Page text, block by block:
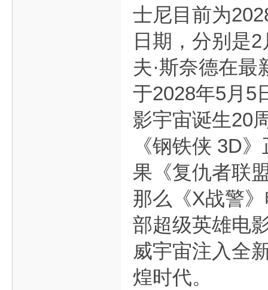
士尼目前为
日期，分别是
夫·斯奈德在
于2028年5月5
影宇宙诞生20
《钢铁侠 3D
果《复仇者联
那么《X战警
部超级英雄电
威宇宙注入全
煌时代。